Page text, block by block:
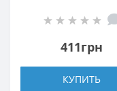
QP100MF
411грн
КУПИТЬ